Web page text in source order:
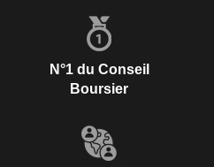
N°1 du Conseil
Boursier